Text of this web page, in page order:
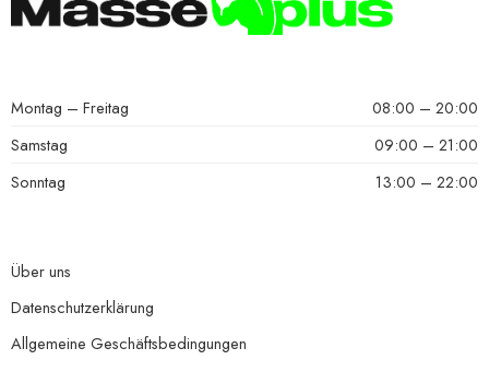
Montag – Freitag
08:00 – 20:00
Samstag
09:00 – 21:00
Sonntag
13:00 – 22:00
Über uns
Datenschutzerklärung
Allgemeine Geschäftsbedingungen